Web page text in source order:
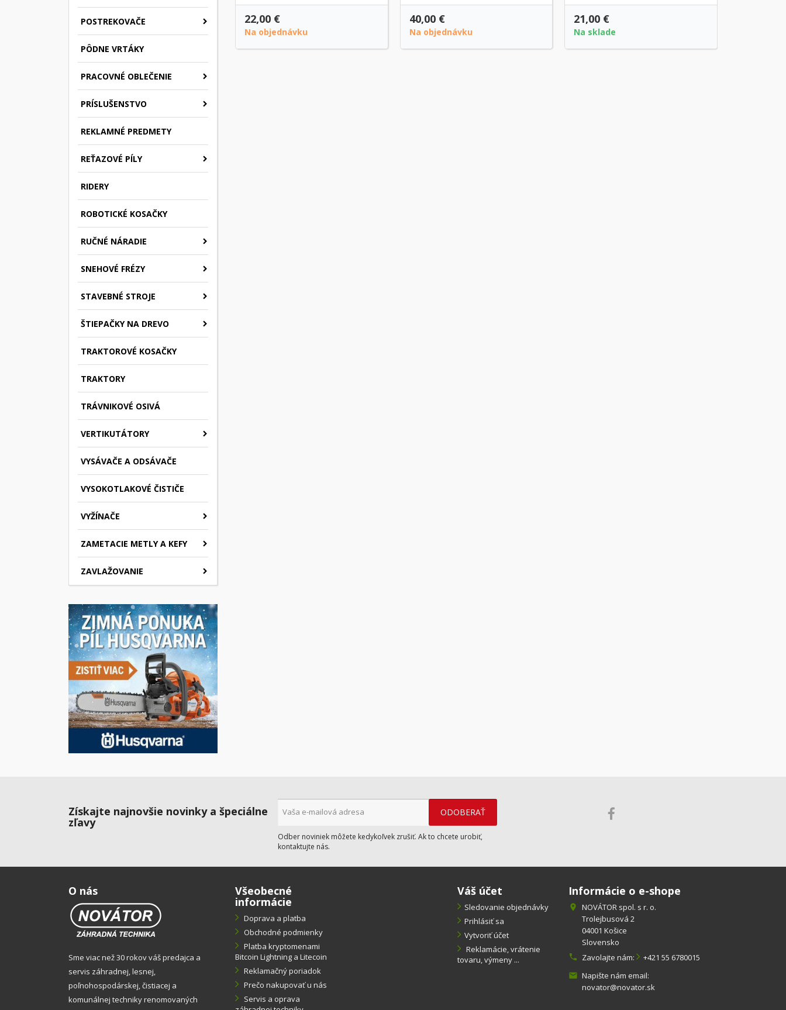
POSTREKOVAČE
PÔDNE VRTÁKY
PRACOVNÉ OBLEČENIE
PRÍSLUŠENSTVO
REKLAMNÉ PREDMETY
REŤAZOVÉ PÍLY
RIDERY
ROBOTICKÉ KOSAČKY
RUČNÉ NÁRADIE
SNEHOVÉ FRÉZY
STAVEBNÉ STROJE
ŠTIEPAČKY NA DREVO
TRAKTOROVÉ KOSAČKY
TRAKTORY
TRÁVNIKOVÉ OSIVÁ
VERTIKUTÁTORY
VYSÁVAČE A ODSÁVAČE
VYSOKOTLAKOVÉ ČISTIČE
VYŽÍNAČE
ZAMETACIE METLY A KEFY
ZAVLAŽOVANIE
22,00 €
Na objednávku
40,00 €
Na objednávku
21,00 €
Na sklade
Získajte najnovšie novinky a špeciálne
zľavy
Odber noviniek môžete kedykoľvek zrušiť. Ak to chcete urobiť,
kontaktujte nás.
O nás
Sme viac než 30 rokov váš predajca a
servis záhradnej, lesnej,
poľnohospodárskej, čistiacej a
komunálnej techniky renomovaných
Všeobecné
informácie
Doprava a platba
Obchodné podmienky
Platba kryptomenami
Bitcoin Lightning a Litecoin
Reklamačný poriadok
Prečo nakupovať u nás
Servis a oprava
Váš účet
Sledovanie objednávky
Prihlásiť sa
Vytvoriť účet
Reklamácie, vrátenie
tovaru, výmeny ...
Informácie o e-shope

NOVÁTOR spol. s r. o.
Trolejbusová 2
04001 Košice
Slovensko
 Zavolajte nám: +421 55 6780015
 Napište nám email:
novator@novator.sk